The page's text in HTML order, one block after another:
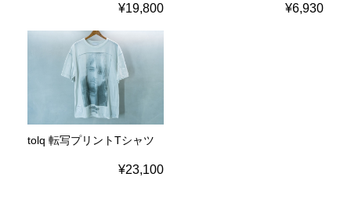
¥19,800 ¥6,930
tolq 転写プリントTシャツ
¥23,100